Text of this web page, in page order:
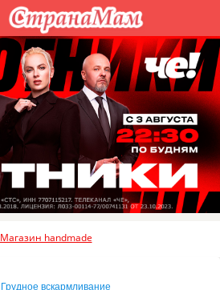
Магазин handmade
Грудное вскармливание